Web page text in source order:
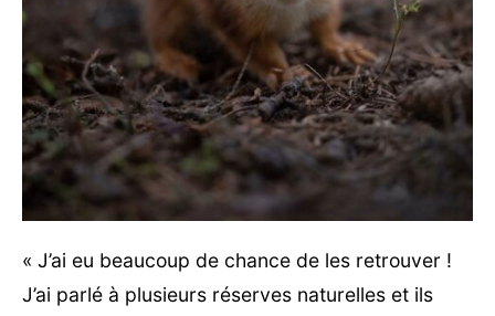
« J’ai eu beaucoup de chance de les retrouver !
J’ai parlé à plusieurs réserves naturelles et ils